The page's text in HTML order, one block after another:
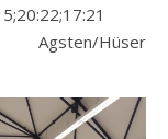
Hüser